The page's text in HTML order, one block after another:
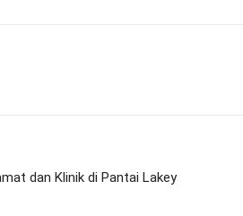
dan Klinik di Pantai Lakey